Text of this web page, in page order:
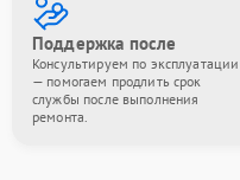
Поддержка после
Консультируем по эксплуатации
— помогаем продлить срок
службы после выполнения
ремонта.